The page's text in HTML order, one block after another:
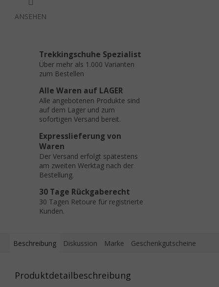
ANSEHEN
Trekkingschuhe Spezialist
Über mehr als 1.000 Varianten
zum Bestellen
Alle Waren auf LAGER
Alle angebotenen Produkte sind
auf dem Lager und zum
sofortigen Versand bereit.
Expresslieferung von
Waren
Der Versand erfolgt spätestens
am zweiten Werktag nach der
Bestellung.
30 Tage Rückgaberecht
30 Tagen Retoure für registrierte
Kunden.
Beschreibung Diskussion Marke Geschenkgutscheine
Produktdetailbeschreibung